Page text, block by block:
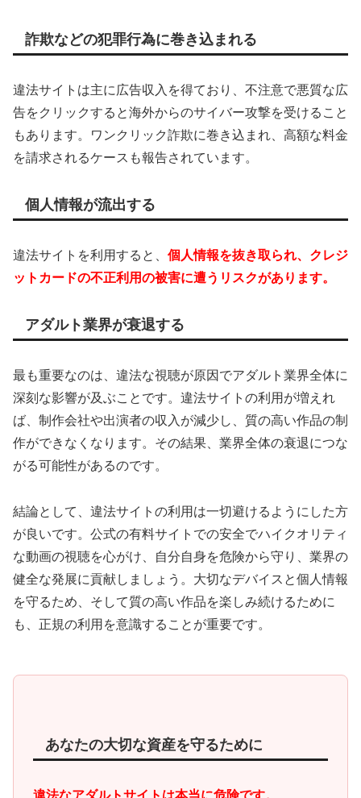
詐欺などの犯罪行為に巻き込まれる
違法サイトは主に広告収入を得ており、不注意で悪質な広
告をクリックすると海外からのサイバー攻撃を受けること
もあります。ワンクリック詐欺に巻き込まれ、高額な料金
を請求されるケースも報告されています。
個人情報が流出する
違法サイトを利用すると、 個人情報を抜き取られ、クレジ
ットカードの不正利用の被害に遭うリスクがあります。
アダルト業界が衰退する
最も重要なのは、違法な視聴が原因でアダルト業界全体に
深刻な影響が及ぶことです。違法サイトの利用が増えれ
ば、制作会社や出演者の収入が減少し、質の高い作品の制
作ができなくなります。その結果、業界全体の衰退につな
がる可能性があるのです。
結論として、違法サイトの利用は一切避けるようにした方
が良いです。公式の有料サイトでの安全でハイクオリティ
な動画の視聴を心がけ、自分自身を危険から守り、業界の
健全な発展に貢献しましょう。大切なデバイスと個人情報
を守るため、そして質の高い作品を楽しみ続けるために
も、正規の利用を意識することが重要です。
あなたの大切な資産を守るために
違法なアダルトサイトは本当に危険です。